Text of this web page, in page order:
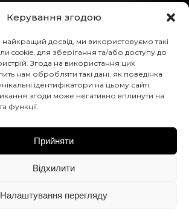
Керування згодою
досвід, ми використовуємо такі
cookie, для зберігання та/або доступу до
Згода на використання цих
нам обробляти такі дані, як поведінка
ідентифікатори на цьому сайті.
згоди може негативно вплинути на
функції.
Прийняти
Відхилити
Налаштування перегляду
Зв'язатись з нами
hello@canvashifi.com
Телефонуйте +45 29 75 00 45
CANVAS HiFi ApS
Flade Engvej 4
Номер ПДВ:DK43519425